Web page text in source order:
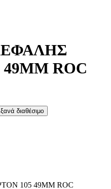
49MM ROC
ξανά διαθέσιμο
105 49MM ROC